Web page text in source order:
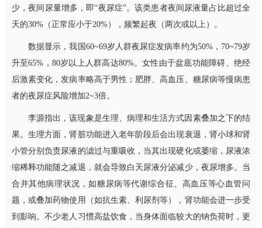
少，夜间尿量增多，即“夜尿症”。该类患者夜间尿液量占比超过全
天的30%（正常应小于20%），频繁起夜（两次或以上）。
数据显示，我国60~69岁人群夜尿症发病率约为50%，70~79岁
升至65%，80岁以上人群高达80%。女性由于盆底功能障碍、绝经
后激素变化，发病率略高于男性；肥胖、高血压、糖尿病等慢病患
者的夜尿症风险增加2~3倍。
李源指出，该现象是生理、病理和生活方式因素叠加之下的结
果。生理方面，肾脏功能进入老年阶段后会出现衰退，肾小球和肾
小管分别负责尿液的滤过与重吸收，当其出现硬化或萎缩，尿液浓
缩稀释功能随之减退，就会导致白天尿液分泌减少，夜尿增多。当
合并其他病理状况，如糖尿病等代谢综合征、高血压等心血管问
题，或叠加药物使用（如抗生素、利尿剂等），肾功能会进一步受
到影响。不少老人习惯高盐饮食，当身体面临较大的钠负荷时，更